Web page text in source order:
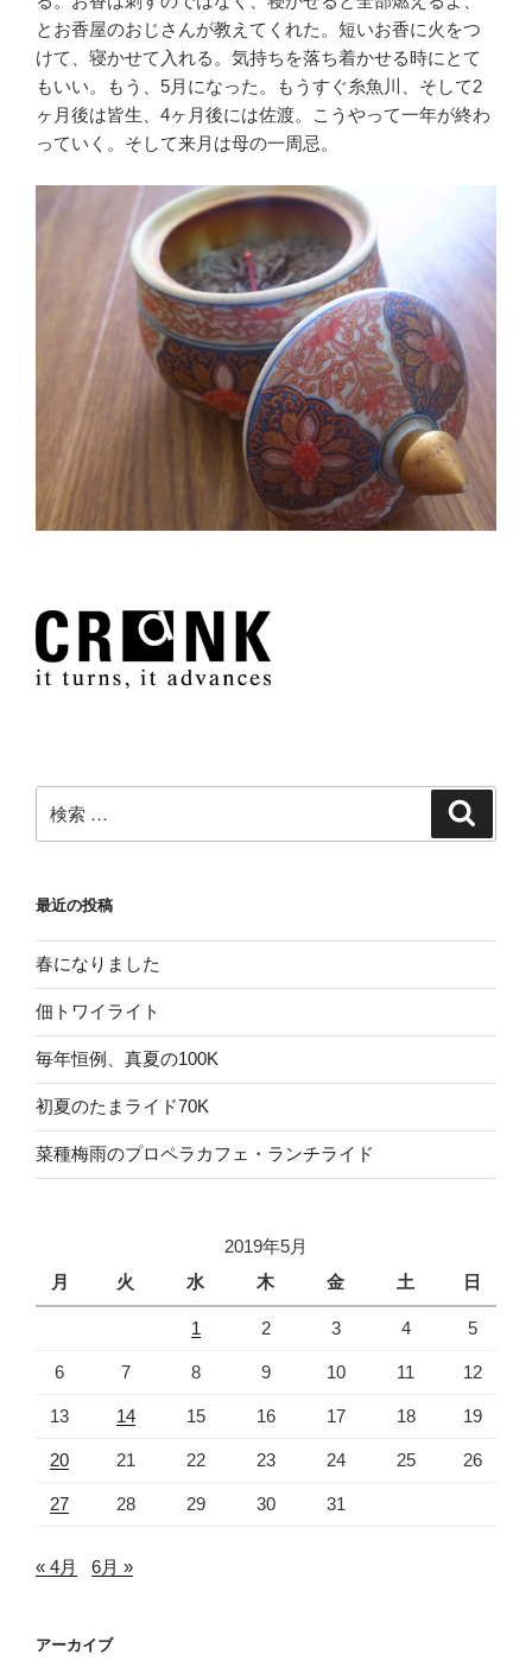
とお香屋のおじさんが教えてくれた。短いお香に火をつ
けて、寝かせて入れる。気持ちを落ち着かせる時にとて
もいい。もう、5月になった。もうすぐ糸魚川、そして2
ヶ月後は皆生、4ヶ月後には佐渡。こうやって一年が終わ
っていく。そして来月は母の一周忌。
索:
最近の投稿
春になりました
佃トワイライト
毎年恒例、真夏の100K
初夏のたまライド70K
菜種梅雨のプロペラカフェ・ランチライド
2019年5月
月
火 水 木 金 土 日
1 2 3 4 5
6 7 8 9 10 11 12
13 14 15 16 17 18 19
20 21 22 23 24 25 26
27 28 29 30 31
« 4月 6月 »
アーカイブ